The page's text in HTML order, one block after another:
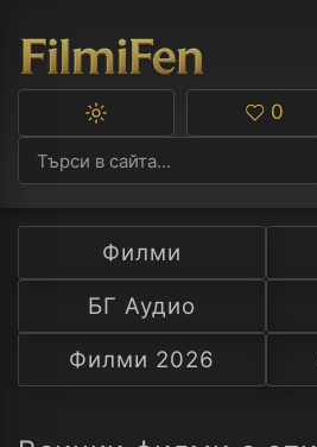
Превключване
тъмна
тема
0
Филми
БГ Аудио
Филми 2026